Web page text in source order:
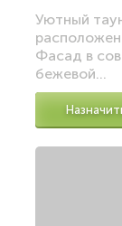
Уютный
Фасад в
бежевой...